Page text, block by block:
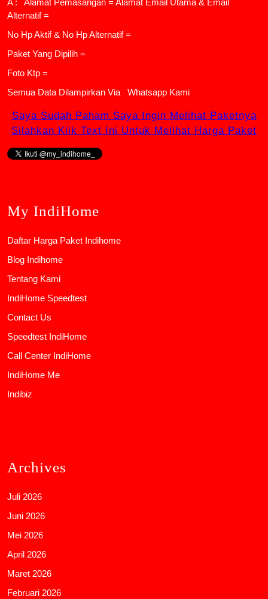
A : Alamat Pemasangan = Alamat Email Utama & Email
Alternatif =
No Hp Aktif & No Hp Alternatif =
Paket Yang Dipilih =
Foto Ktp =
Semua Data Dilampirkan Via
Whatsapp Kami
Saya Sudah Paham Saya Ingin Melihat Paketnya
Silahkan Klik Text Ini Untuk Melihat Harga Paket
My IndiHome
Daftar Harga Paket Indihome
Blog Indihome
Tentang Kami
IndiHome Speedtest
Contact Us
Speedtest IndiHome
Call Center IndiHome
IndiHome Me
Indibiz
Archives
Juli 2026
Juni 2026
Mei 2026
April 2026
Maret 2026
Februari 2026